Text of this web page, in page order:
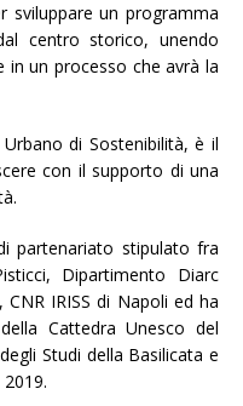
sviluppare un programma
centro storico, unendo
in un processo che avrà la
di Sostenibilità, è il
con il supporto di una
partenariato stipulato fra
Dipartimento Diarc
CNR IRISS di Napoli ed ha
Cattedra Unesco del
Studi della Basilicata e